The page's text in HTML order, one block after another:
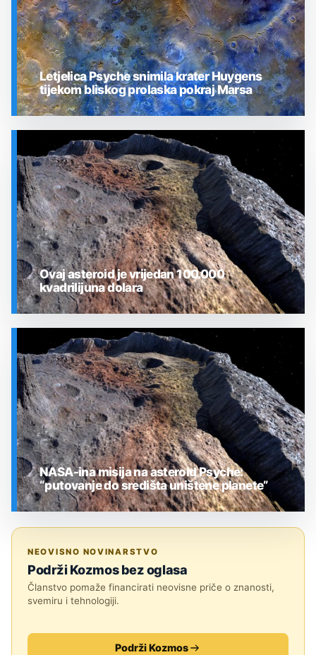
SVEMIR
Letjelica Psyche snimila krater Huygens
tijekom bliskog prolaska pokraj Marsa
SVEMIR
Ovaj asteroid je vrijedan 100.000
kvadrilijuna dolara
NASA-ina misija na asteroid Psyche:
“putovanje do središta uništene planete”
NEOVISNO NOVINARSTVO
Podrži Kozmos bez oglasa
Članstvo pomaže financirati neovisne priče o znanosti,
svemiru i tehnologiji.
Podrži Kozmos